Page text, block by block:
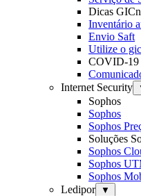
Dicas
Inventário
Envio Saft
Utilize o
COVID-19
Internet Security
Sophos
Sophos
Sophos
Soluções
Sophos
Sophos
Sophos
Ledipor
▼